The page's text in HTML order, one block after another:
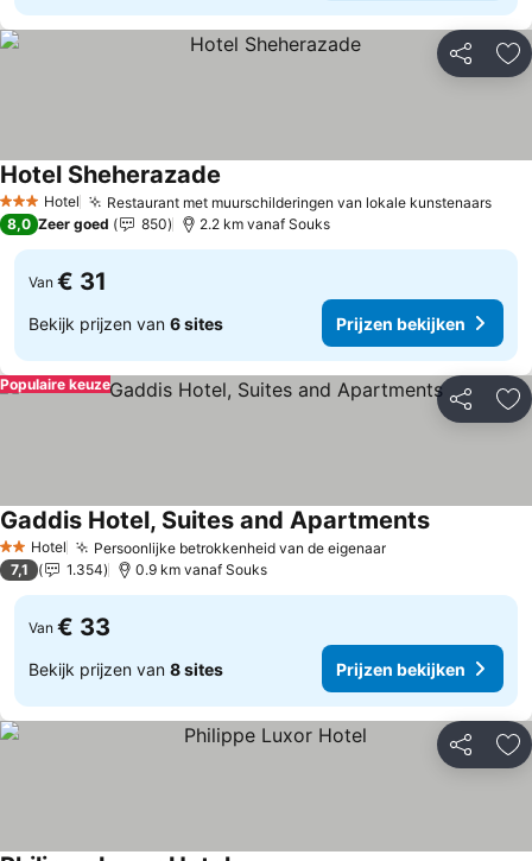
Delen
3 SterrenHotel Restaurant met muurschilderingen van lokale kunstenaars
Hotel Sheherazade
8,0 Zeer goed 850 2.2 km vanaf Souks
Van € 31
Bekijk prijzen van 6 sites Prijzen bekijken
Delen
Populaire keuze
2 Sterren
Hotel Persoonlijke betrokkenheid van de eigenaarPrijzen bekijken
Gaddis Hotel, Suites and ApartmentsPrijzen
7,1 1.354 0.9 km vanaf Souks
Van € 33
Bekijk prijzen van 8 sites Prijzen bekijken
Delen